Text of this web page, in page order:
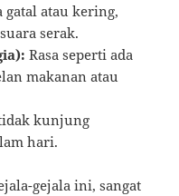
gatal atau kering,
serak.
Rasa seperti ada
makanan atau
kunjung
hari.
gejala ini, sangat